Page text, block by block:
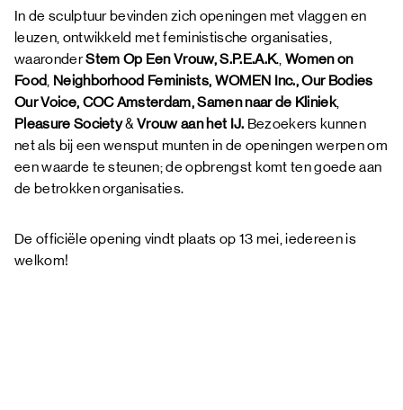
In de sculptuur bevinden zich openingen met vlaggen en
leuzen, ontwikkeld met feministische organisaties,
waaronderStem Op Een Vrouw, S.P.E.A.K.,Women on
Food Neighborhood Feminists, WOMEN Inc., Our Bodies
Our Voice, COC Amsterdam, Samen naar de Kliniek,
Pleasure Society&Vrouw aan het IJ. Bezoekers kunnen
net als bij een wensput munten in de openingen werpen om
een waarde te steunen; de opbrengst komt ten goede aan
de betrokken organisaties.
De officiële opening vindt plaats op 13 mei, iedereen is
welkom!